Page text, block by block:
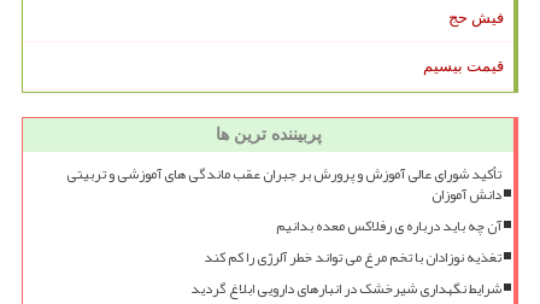
فیش حج
قیمت بیسیم
پربیننده ترین ها
تأکید شورای عالی آموزش و پرورش بر جبران عقب ماندگی های آموزشی و تربیتی
دانش آموزان
آن چه باید درباره ی رفلاکس معده بدانیم
تغذیه نوزادان با تخم مرغ می تواند خطر آلرژی را کم کند
شرایط نگهداری شیرخشک در انبارهای دارویی ابلاغ گردید